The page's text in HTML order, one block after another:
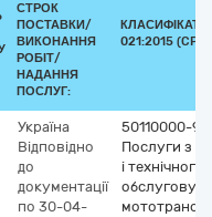
СТРОК
ПОСТАВКИ/
ВИКОНАННЯ
РОБІТ/
НАДАННЯ
ПОСЛУГ:
021:2015 (CPV)
Україна
Відповідно
до
документації
по 30-04-
50110000-9
Послуги з
і технічного